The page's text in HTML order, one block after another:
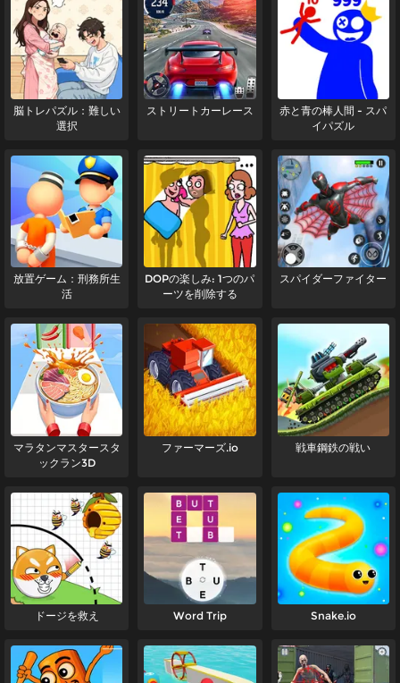
脳トレパズル：難しい
選択
ストリートカーレース
赤と青の棒人間 - スパ
イパズル
放置ゲーム：刑務所生
活
DOPの楽しみ: 1つのパ
ーツを削除する
スパイダーファイター
マラタンマスタースタ
ックラン3D
ファーマーズ.io 戦車鋼鉄の戦い
ドージを救え Word Trip Snake.io